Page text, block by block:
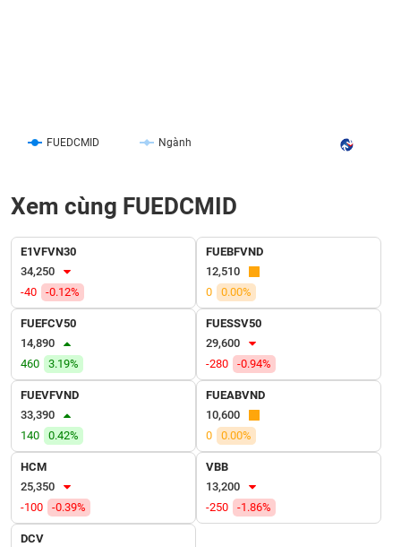
FUEDCMID Ngành
Xem cùng FUEDCMID
E1VFVN30
34,250
-40
-0.12%
FUEBFVND
12,510
0
0.00%
FUEFCV50
14,890
460
3.19%
FUESSV50
29,600
-280
-0.94%
FUEVFVND
33,390
140
0.42%
FUEABVND
10,600
0
0.00%
HCM
25,350
-100
-0.39%
VBB
13,200
-250
-1.86%
DCV
CÔNG
THÔNG
TIN
DỊCH
VỤ
TRUYỀN
THÔNG
TIỆN